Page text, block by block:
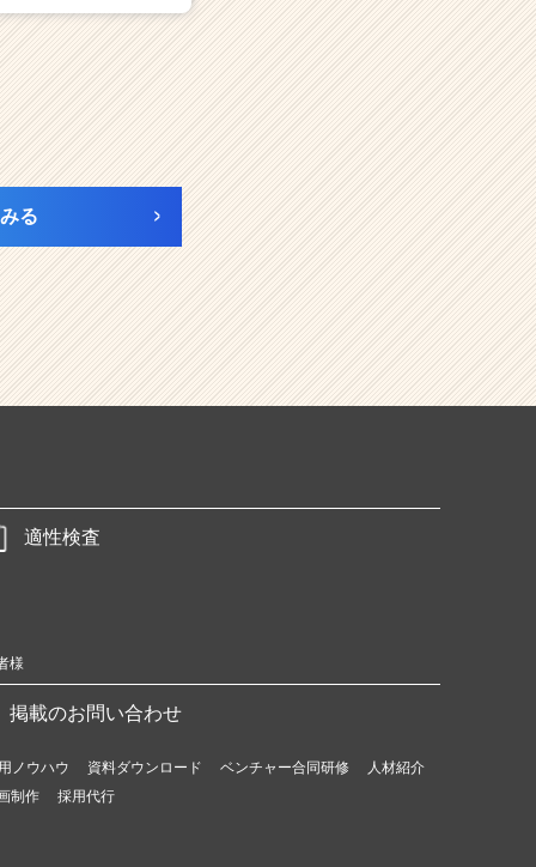
る
適性検査
様
掲載のお問い合わせ
ノウハウ 資料ダウンロード ベンチャー合同研修
人材紹介
制作
採用代行